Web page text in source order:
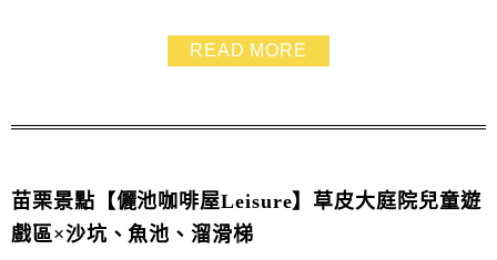
處❤ 也很適合全家出遊.帶孩子來親近大自然 不趕時間的
話.可以在此待上大半天哦！
READ MORE
苗栗景點【儷池咖啡屋Leisure】草皮大庭院兒童遊
戲區×沙坑、魚池、溜滑梯